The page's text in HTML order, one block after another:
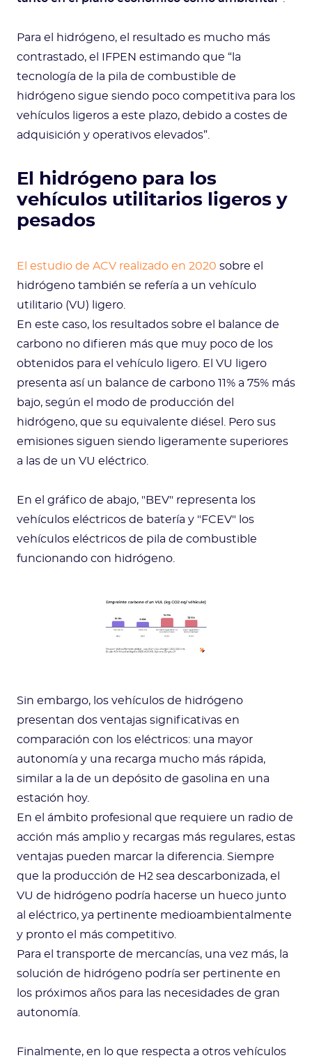
Para el hidrógeno, el resultado es mucho más
contrastado, el IFPEN estimando que “la
tecnología de la pila de combustible de
hidrógeno sigue siendo poco competitiva para los
vehículos ligeros a este plazo, debido a costes de
adquisición y operativos elevados”.
El hidrógeno para los
vehículos utilitarios ligeros y
pesados
El estudio de ACV realizado en 2020 sobre el
hidrógeno también se refería a un vehículo
utilitario (VU) ligero.
En este caso, los resultados sobre el balance de
carbono no difieren más que muy poco de los
obtenidos para el vehículo ligero. El VU ligero
presenta así un balance de carbono 11% a 75% más
bajo, según el modo de producción del
hidrógeno, que su equivalente diésel. Pero sus
emisiones siguen siendo ligeramente superiores
a las de un VU eléctrico.
En el gráfico de abajo, "BEV" representa los
vehículos eléctricos de batería y "FCEV" los
vehículos eléctricos de pila de combustible
funcionando con hidrógeno.
Sin embargo, los vehículos de hidrógeno
presentan dos ventajas significativas en
comparación con los eléctricos: una mayor
autonomía y una recarga mucho más rápida,
similar a la de un depósito de gasolina en una
estación hoy.
En el ámbito profesional que requiere un radio de
acción más amplio y recargas más regulares, estas
ventajas pueden marcar la diferencia. Siempre
que la producción de H2 sea descarbonizada, el
VU de hidrógeno podría hacerse un hueco junto
al eléctrico, ya pertinente medioambientalmente
y pronto el más competitivo.
Para el transporte de mercancías, una vez más, la
solución de hidrógeno podría ser pertinente en
los próximos años para las necesidades de gran
autonomía.
Finalmente, en lo que respecta a otros vehículos